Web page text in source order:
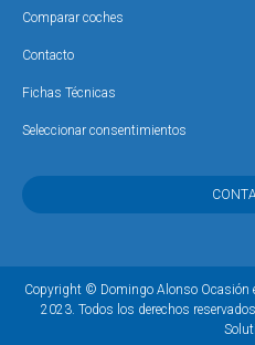
Comparar coches
Contacto
Fichas Técnicas
Seleccionar consentimientos
Copyright © Domingo Alonso Ocasión
2023. Todos los derechos